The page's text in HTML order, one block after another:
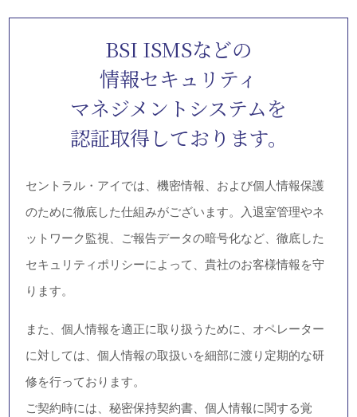
BSI ISMSなどの
情報セキュリティ
マネジメントシステムを
認証取得しております。
セントラル・アイでは、機密情報、および個人情報保護
のために徹底した仕組みがございます。入退室管理やネ
ットワーク監視、ご報告データの暗号化など、徹底した
セキュリティポリシーによって、貴社のお客様情報を守
ります。
また、個人情報を適正に取り扱うために、オペレーター
に対しては、個人情報の取扱いを細部に渡り定期的な研
修を行っております。
ご契約時には、秘密保持契約書、個人情報に関する覚